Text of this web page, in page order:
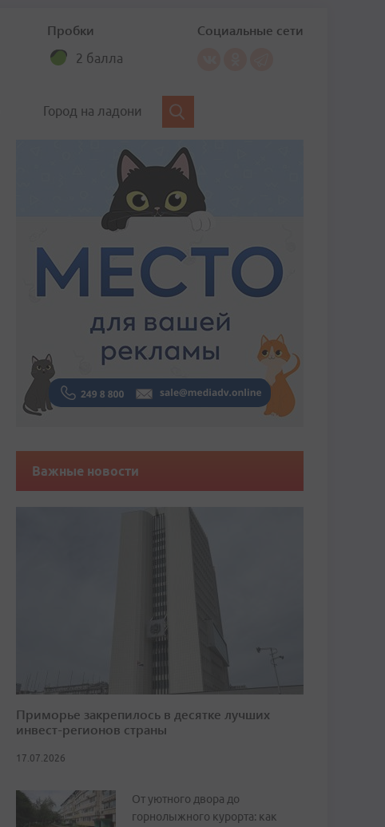
Пробки
2 балла
Социальные сети
Город на ладони
Важные новости
Приморье закрепилось в десятке лучших
инвест-регионов страны
17.07.2026
От уютного двора до
горнолыжного курорта: как